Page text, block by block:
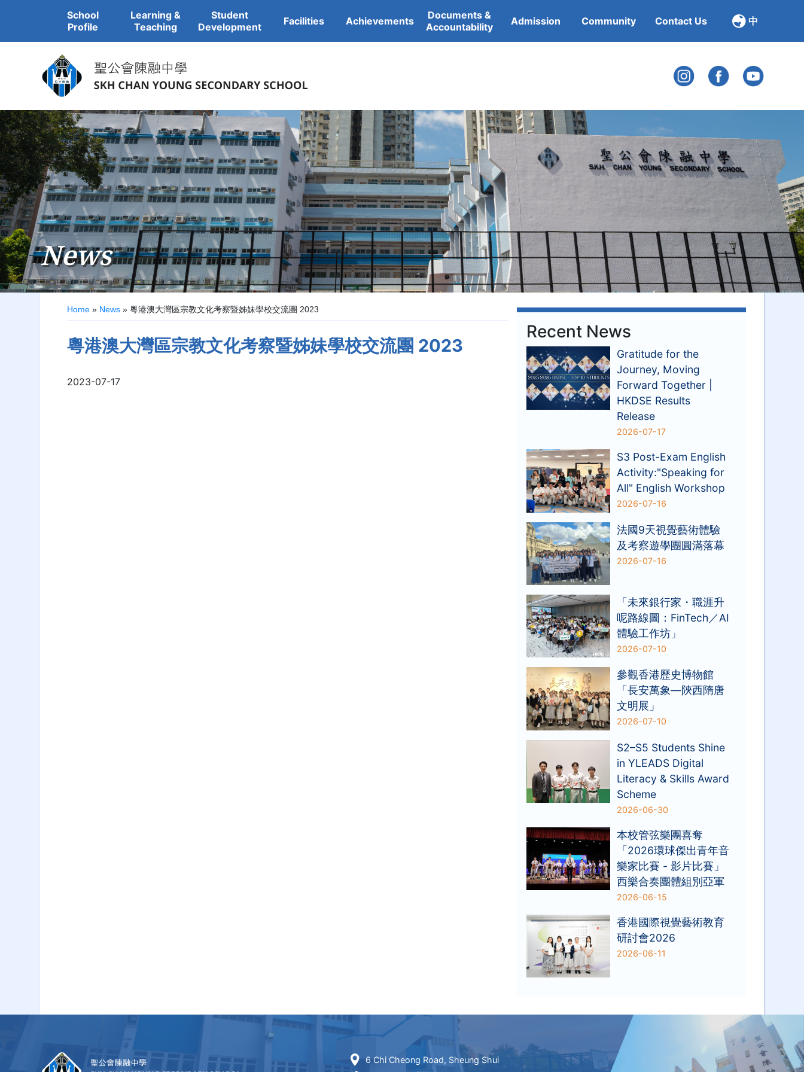
School
Profile
Learning &
Teaching
Student
Development
Facilities Achievements
Documents &
Accountability
Admission Community Contact Us 中
News
Home » News »粵港澳大灣區宗教文化考察暨姊妹學校交流團 2023
粵港澳大灣區宗教文化考察暨姊妹學校交流團 2023
2023-07-17
Recent News
Gratitude for the
Journey, Moving
Forward Together |
HKDSE Results
Release
2026-07-17
S3 Post-Exam English
Activity:"Speaking for
All" English Workshop
2026-07-16
法國9天視覺藝術體驗
及考察遊學團圓滿落幕
2026-07-16
「未來銀行家・職涯升
呢路線圖：FinTech／AI
體驗工作坊」
2026-07-10
參觀香港歷史博物館
「長安萬象—陝西隋唐
文明展」
2026-07-10
S2–S5 Students Shine
in YLEADS Digital
Literacy & Skills Award
Scheme
2026-06-30
本校管弦樂團喜奪
「2026環球傑出青年音
樂家比賽 - 影片比賽」
西樂合奏團體組別亞軍
2026-06-15
香港國際視覺藝術教育
研討會2026
2026-06-11
6 Chi Cheong Road, Sheung Shui